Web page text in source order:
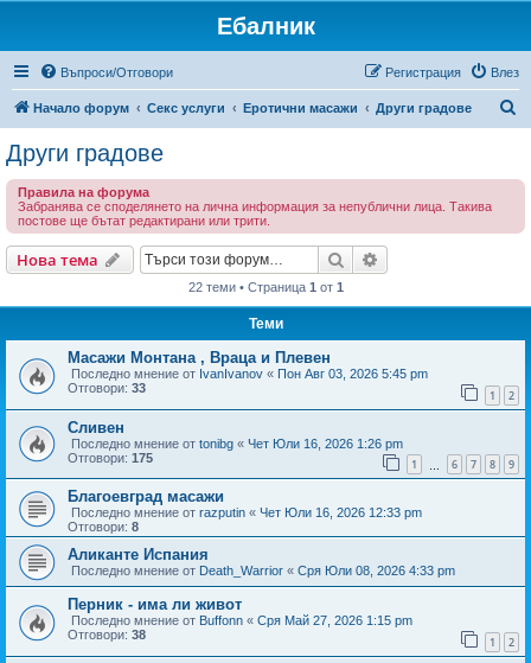
Ебалник
Въпроси/Отговори Влез
Регистрация
Начало форум Секс услуги Еротични масажи Други градове
Други градове
Правила на форума
Забранява се споделянето на лична информация за непублични лица. Такива
постове ще бътат редактирани или трити.
Нова тема Търсене
22 теми • Страница 1 от 1
Теми
Масажи Монтана , Враца и Плевен
Последно мнение от IvanIvanov « Пон Авг 03, 2026 5:45 pm
Отговори: 33 1 2
Сливен
Последно мнение от tonibg « Чет Юли 16, 2026 1:26 pm
Отговори: 175 1 6 7 8 9
Благоевград масажи
Последно мнение от razputin « Чет Юли 16, 2026 12:33 pm
Отговори: 8
Аликанте Испания
Последно мнение от Death_Warrior « Сря Юли 08, 2026 4:33 pm
Перник - има ли живот
Последно мнение от Buffonn « Сря Май 27, 2026 1:15 pm
Отговори: 38 1 2